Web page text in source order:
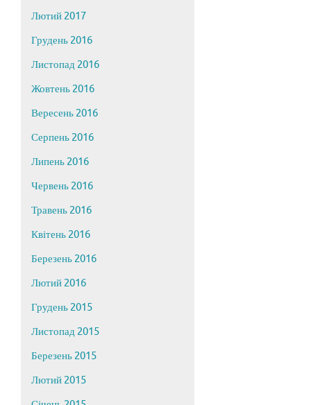
Лютий 2017
Грудень 2016
Листопад 2016
Жовтень 2016
Вересень 2016
Серпень 2016
Липень 2016
Червень 2016
Травень 2016
Квітень 2016
Березень 2016
Лютий 2016
Грудень 2015
Листопад 2015
Березень 2015
Лютий 2015